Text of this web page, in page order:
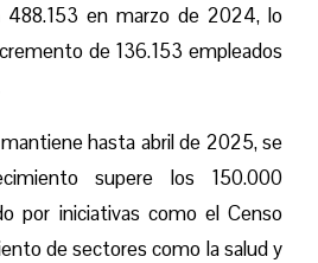
en marzo de 2024, lo
de 136.153 empleados
hasta abril de 2025, se
supere los 150.000
por iniciativas como el Censo
de sectores como la salud y